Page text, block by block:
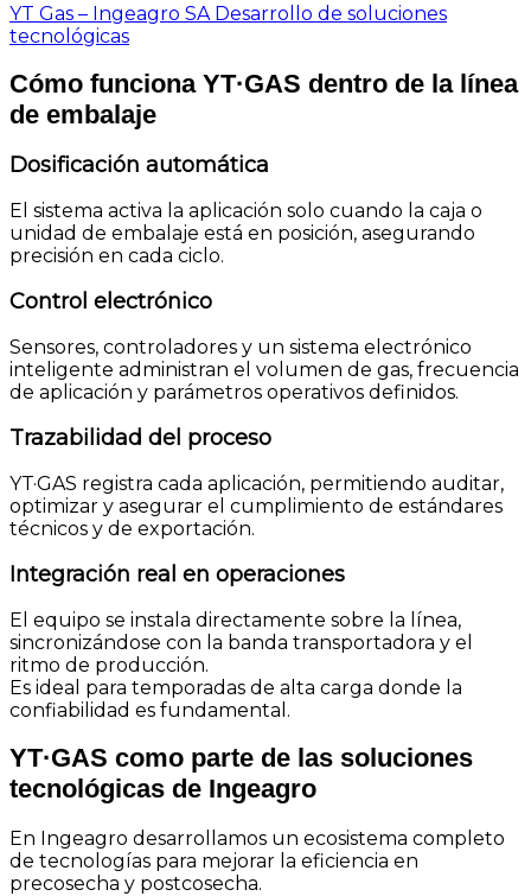
YT Gas – Ingeagro SA Desarrollo de soluciones
tecnológicas
Cómo funciona YT·GAS dentro de la línea
de embalaje
Dosificación automática
El sistema activa la aplicación solo cuando la caja o
unidad de embalaje está en posición, asegurando
precisión en cada ciclo.
Control electrónico
Sensores, controladores y un sistema electrónico
inteligente administran el volumen de gas, frecuencia
de aplicación y parámetros operativos definidos.
Trazabilidad del proceso
YT·GAS registra cada aplicación, permitiendo auditar,
optimizar y asegurar el cumplimiento de estándares
técnicos y de exportación.
Integración real en operaciones
El equipo se instala directamente sobre la línea,
sincronizándose con la banda transportadora y el
ritmo de producción.
Es ideal para temporadas de alta carga donde la
confiabilidad es fundamental.
YT·GAS como parte de las soluciones
tecnológicas de Ingeagro
En Ingeagro desarrollamos un ecosistema completo
de tecnologías para mejorar la eficiencia en
precosecha y postcosecha.